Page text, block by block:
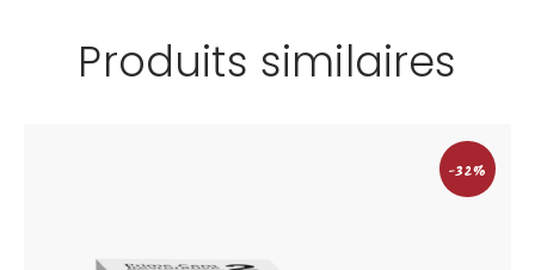
Produits similaires
-32%